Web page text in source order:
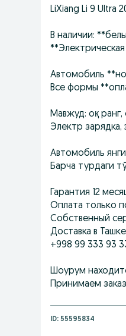
LiXiang Li 9 Ultra
В наличии:
Автомобиль
Все формы
Мавжуд: оқ ранг,
Электр зарядка,
Автомобиль
Барча турдаги
Гарантия 12
Оплата только
Собственный
Доставка в
+998 99 333 93
Шоурум
Принимаем
ID: 55595834